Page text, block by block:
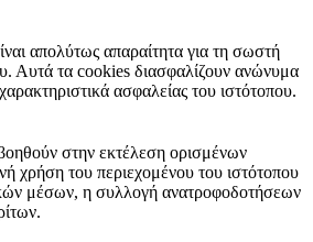
απολύτως απαραίτητα για τη σωστή
Αυτά τα cookies διασφαλίζουν ανώνυμα
ασφαλείας του ιστότοπου.
στην εκτέλεση ορισμένων
χρήση του περιεχομένου του ιστότοπου
μέσων, η συλλογή ανατροφοδοτήσεων